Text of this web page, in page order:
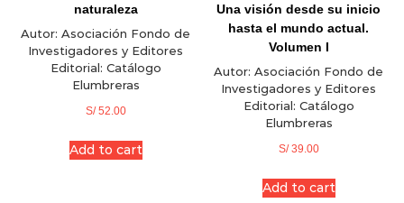
naturaleza
Autor: Asociación Fondo de
Investigadores y Editores
Editorial: Catálogo
Elumbreras
S/52.00
Add to cart
Una visión desde su inicio
hasta el mundo actual.
Volumen I
Autor: Asociación Fondo de
Investigadores y Editores
Editorial: Catálogo
Elumbreras
S/39.00
Add to cart